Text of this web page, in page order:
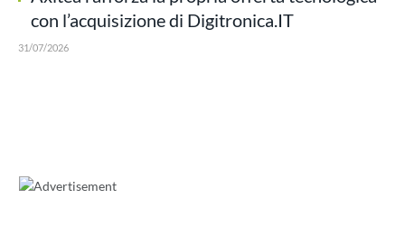
con l’acquisizione di Digitronica.IT
31/07/2026